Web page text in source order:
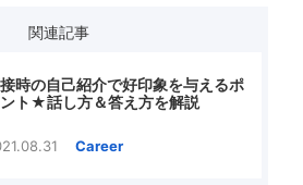
関連記事
時の自己紹介で好印象を与えるポ
ト★話し方＆答え方を解説
Career